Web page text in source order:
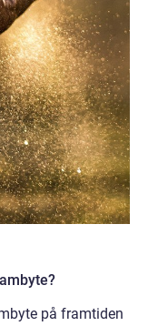
på framtiden